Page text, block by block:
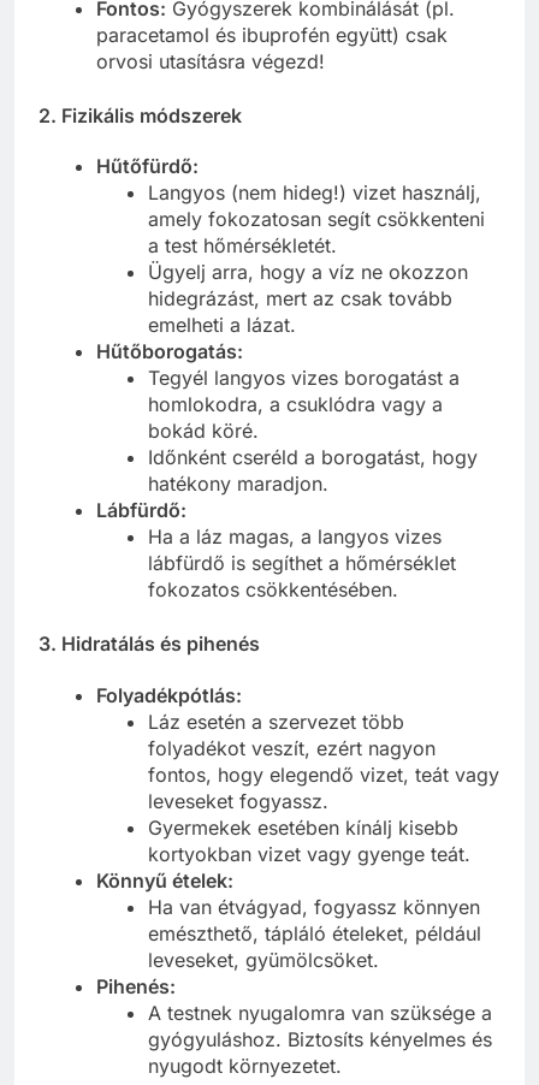
Fontos: Gyógyszerek kombinálását (pl.
paracetamol és ibuprofén együtt) csak
orvosi utasításra végezd!
2. Fizikális módszerek
Hűtőfürdő:
Langyos (nem hideg!) vizet használj,
amely fokozatosan segít csökkenteni
a test hőmérsékletét.
Ügyelj arra, hogy a víz ne okozzon
hidegrázást, mert az csak tovább
emelheti a lázat.
Hűtőborogatás:
Tegyél langyos vizes borogatást a
homlokodra, a csuklódra vagy a
bokád köré.
Időnként cseréld a borogatást, hogy
hatékony maradjon.
Lábfürdő:
Ha a láz magas, a langyos vizes
lábfürdő is segíthet a hőmérséklet
fokozatos csökkentésében.
3. Hidratálás és pihenés
Folyadékpótlás:
Láz esetén a szervezet több
folyadékot veszít, ezért nagyon
fontos, hogy elegendő vizet, teát vagy
leveseket fogyassz.
Gyermekek esetében kínálj kisebb
kortyokban vizet vagy gyenge teát.
Könnyű ételek:
Ha van étvágyad, fogyassz könnyen
emészthető, tápláló ételeket, például
leveseket, gyümölcsöket.
Pihenés:
A testnek nyugalomra van szüksége a
gyógyuláshoz. Biztosíts kényelmes és
nyugodt környezetet.